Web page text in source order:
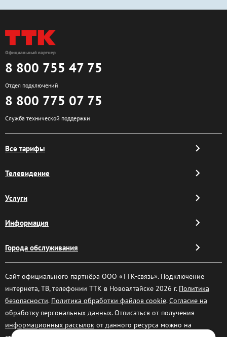
8 800 755 47 75
Отдел подключений
8 800 775 07 75
Служба технической поддержки
Все тарифы
Телевидение
Услуги
Информация
Города обслуживания
Сайт официального партнёра ООО «ТТК-связь». Подключение
интернета, ТВ, телефонии ТТК в Новоалтайске 2026 г. Политика
безопасности. Политика обработки файлов cookie.Согласие на
обработку персональных данных. Отписаться от получения
информационных рассылок от данного ресурса можно на